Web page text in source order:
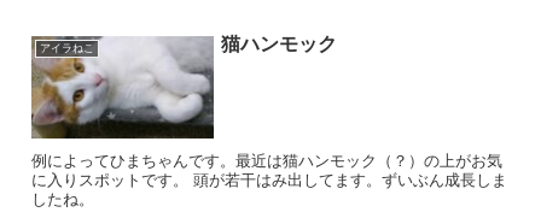
アイラねこ 猫ハンモック
例によってひまちゃんです。最近は猫ハンモック（？）の上がお気
に入りスポットです。 頭が若干はみ出してます。ずいぶん成長しま
したね。